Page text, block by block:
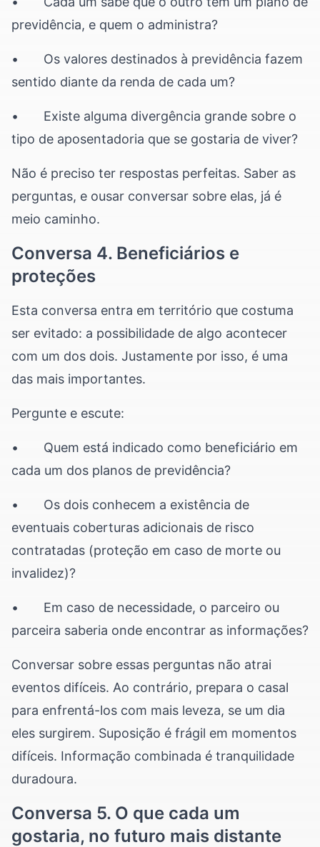
previdência, e quem o administra?
• Os valores destinados à previdência fazem
sentido diante da renda de cada um?
• Existe alguma divergência grande sobre o
tipo de aposentadoria que se gostaria de viver?
Não é preciso ter respostas perfeitas. Saber as
perguntas, e ousar conversar sobre elas, já é
meio caminho.
Conversa 4. Beneficiários e
proteções
Esta conversa entra em território que costuma
ser evitado: a possibilidade de algo acontecer
com um dos dois. Justamente por isso, é uma
das mais importantes.
Pergunte e escute:
• Quem está indicado como beneficiário em
cada um dos planos de previdência?
• Os dois conhecem a existência de
eventuais coberturas adicionais de risco
contratadas (proteção em caso de morte ou
invalidez)?
• Em caso de necessidade, o parceiro ou
parceira saberia onde encontrar as informações?
Conversar sobre essas perguntas não atrai
eventos difíceis. Ao contrário, prepara o casal
para enfrentá-los com mais leveza, se um dia
eles surgirem. Suposição é frágil em momentos
difíceis. Informação combinada é tranquilidade
duradoura.
Conversa 5. O que cada um
gostaria, no futuro mais distante